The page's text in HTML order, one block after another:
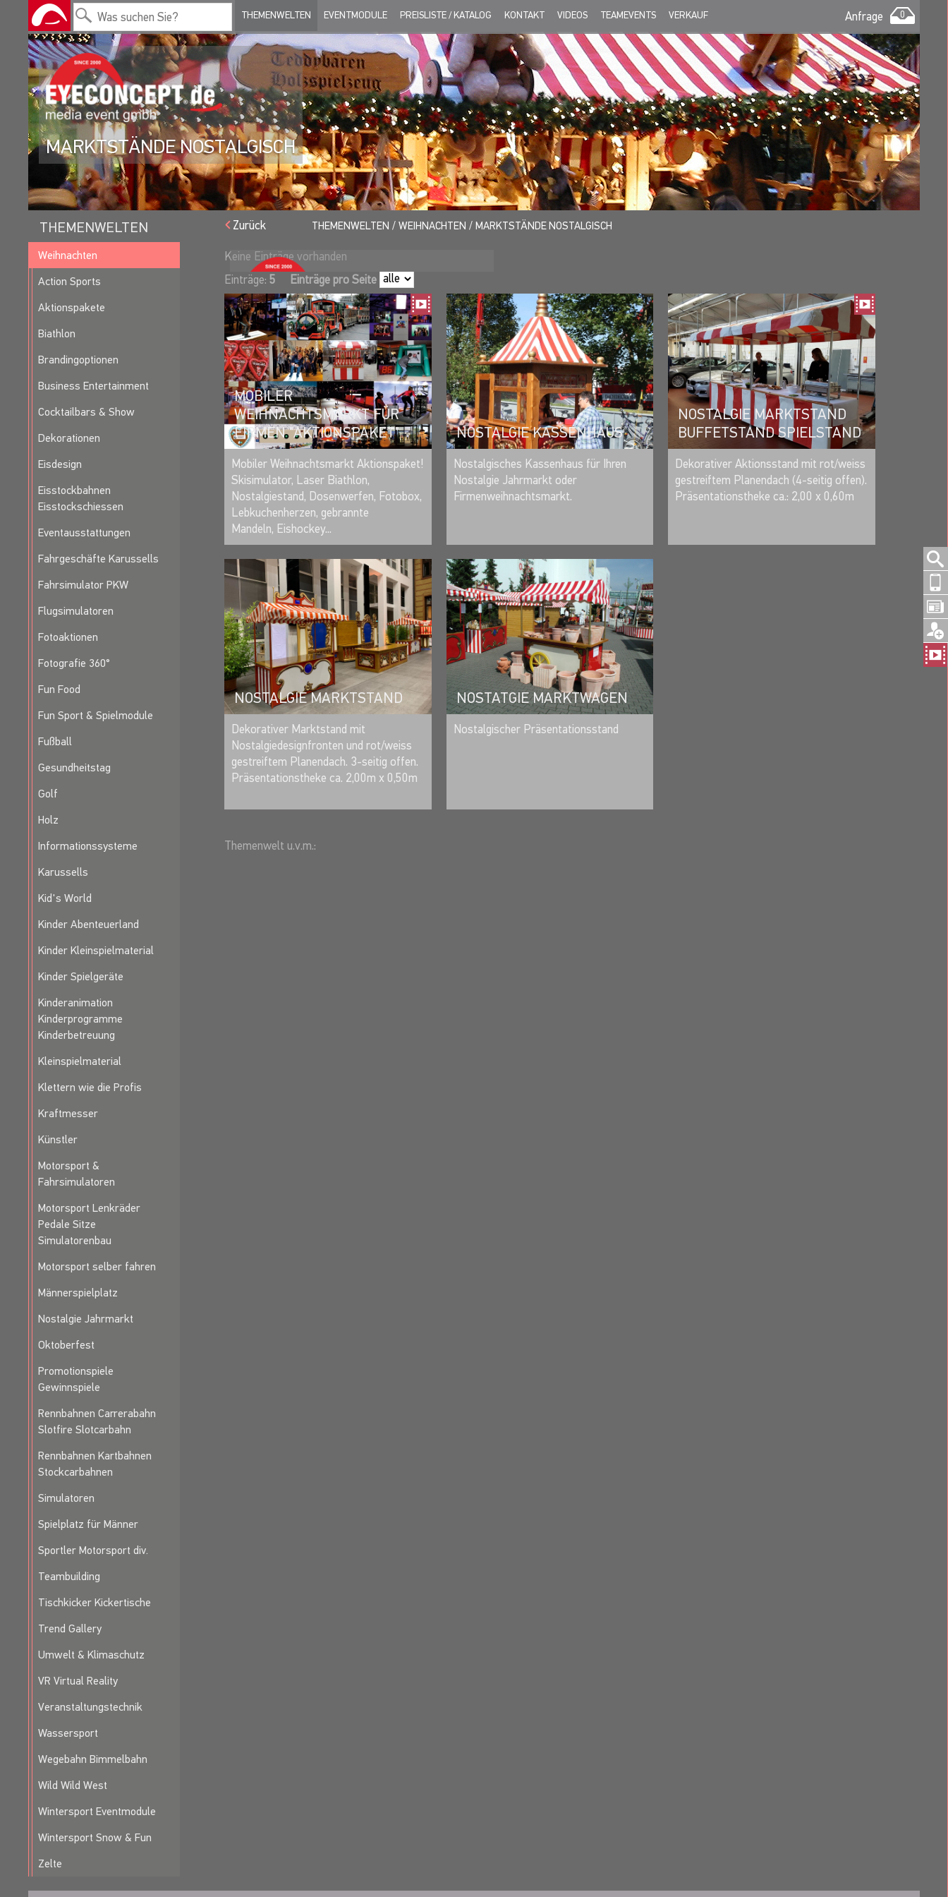
THEMENWELTEN EVENTMODULE PREISLISTE / KATALOG KONTAKT VIDEOS TEAMEVENTS VERKAUF Anfrage 0
MARKTSTÄNDE NOSTALGISCH
THEMENWELTEN
Weihnachten
Action Sports
Aktionspakete
Biathlon
Brandingoptionen
Business Entertainment
Cocktailbars & Show
Dekorationen
Eisdesign
Eisstockbahnen
Eisstockschiessen
Eventausstattungen
Fahrgeschäfte Karussells
Fahrsimulator PKW
Flugsimulatoren
Fotoaktionen
Fotografie 360°
Fun Food
Fun Sport & Spielmodule
Fußball
Gesundheitstag
Golf
Holz
Informationssysteme
Karussells
Kid's World
Kinder Abenteuerland
Kinder Kleinspielmaterial
Kinder Spielgeräte
Kinderanimation
Kinderprogramme
Kinderbetreuung
Kleinspielmaterial
Klettern wie die Profis
Kraftmesser
Künstler
Motorsport &
Fahrsimulatoren
Motorsport Lenkräder
Pedale Sitze
Simulatorenbau
Motorsport selber fahren
Männerspielplatz
Nostalgie Jahrmarkt
Oktoberfest
Promotionspiele
Gewinnspiele
Rennbahnen Carrerabahn
Slotfire Slotcarbahn
Rennbahnen Kartbahnen
Stockcarbahnen
Simulatoren
Spielplatz für Männer
Sportler Motorsport div.
Teambuilding
Tischkicker Kickertische
Trend Gallery
Umwelt & Klimaschutz
VR Virtual Reality
Veranstaltungstechnik
Wassersport
Wegebahn Bimmelbahn
Wild Wild West
Wintersport Eventmodule
Wintersport Snow & Fun
Zelte
Zurück THEMENWELTEN WEIHNACHTEN MARKTSTÄNDE NOSTALGISCH
Keine Einträge vorhanden
MARKTSTÄNDE NOSTALGISCH
Einträge: 5 Einträge pro Seite
MOBILER
WEIHNACHTSMARKT FÜR
FIRMEN "AKTIONSPAKET"
MERKEN
Mobiler Weihnachtsmarkt Aktionspaket!
Skisimulator, Laser Biathlon,
Nostalgiestand, Dosenwerfen, Fotobox,
Lebkuchenherzen, gebrannte
Mandeln, Eishockey...
NOSTALGIE KASSENHAUS
MERKEN
Nostalgisches Kassenhaus für Ihren
Nostalgie Jahrmarkt oder
Firmenweihnachtsmarkt.
NOSTALGIE MARKTSTAND
BUFFETSTAND SPIELSTAND
MERKEN
Dekorativer Aktionsstand mit rot/weiss
gestreiftem Planendach (4-seitig offen).
Präsentationstheke ca.: 2,00 x 0,60m
NOSTALGIE MARKTSTAND
MERKEN
Dekorativer Marktstand mit
Nostalgiedesignfronten und rot/weiss
gestreiftem Planendach. 3-seitig offen.
Präsentationstheke ca. 2,00m x 0,50m
NOSTATGIE MARKTWAGEN
MERKEN
Nostalgischer Präsentationsstand
Themenwelt u.v.m.: